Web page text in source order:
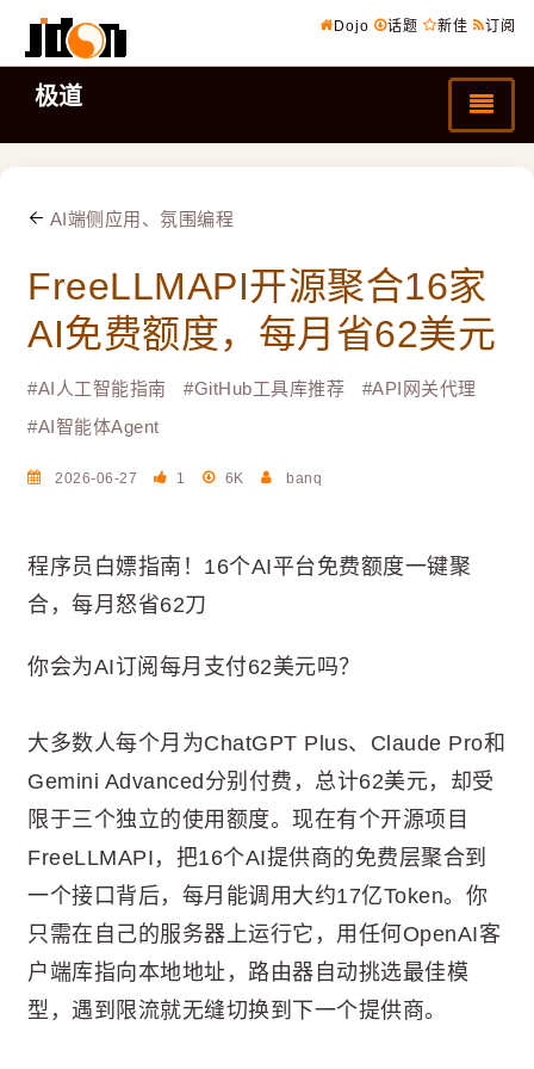
Dojo 话题 新佳 订阅
极道
AI端侧应用、氛围编程
FreeLLMAPI开源聚合16家
AI免费额度，每月省62美元
#AI人工智能指南 #GitHub工具库推荐 #API网关代理
#AI智能体Agent
2026-06-27 1 6K banq
程序员白嫖指南！16个AI平台免费额度一键聚
合，每月怒省62刀
你会为AI订阅每月支付62美元吗？
大多数人每个月为ChatGPT Plus、Claude Pro和
Gemini Advanced分别付费，总计62美元，却受
限于三个独立的使用额度。现在有个开源项目
FreeLLMAPI，把16个AI提供商的免费层聚合到
一个接口背后，每月能调用大约17亿Token。你
只需在自己的服务器上运行它，用任何OpenAI客
户端库指向本地地址，路由器自动挑选最佳模
型，遇到限流就无缝切换到下一个提供商。